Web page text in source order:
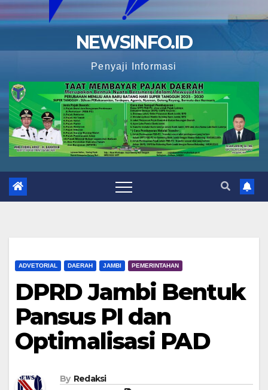
NEWSINFO.ID
Penyaji Informasi
ADVETORIAL DAERAH JAMBI PEMERINTAHAN
DPRD Jambi Bentuk
Pansus PI dan
Optimalisasi PAD
By Redaksi